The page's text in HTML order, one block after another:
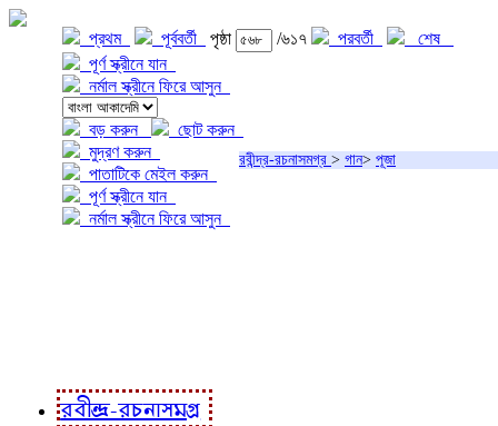
প্রথম পূর্ববর্তী পৃষ্ঠা /৬১৭ পরবর্তী
শেষ
পূর্ণ স্ক্রীনে যান
নর্মাল স্ক্রীনে ফিরে আসুন
বড় করুন
ছোট করুন
মুদ্রণ করুন
পাতাটিকে মেইল করুন
পূর্ণ স্ক্রীনে যান
নর্মাল স্ক্রীনে ফিরে আসুন
রবীন্দ্র-রচনাসমগ্র > গান> পূজা
রবীন্দ্র-রচনাসমগ্র